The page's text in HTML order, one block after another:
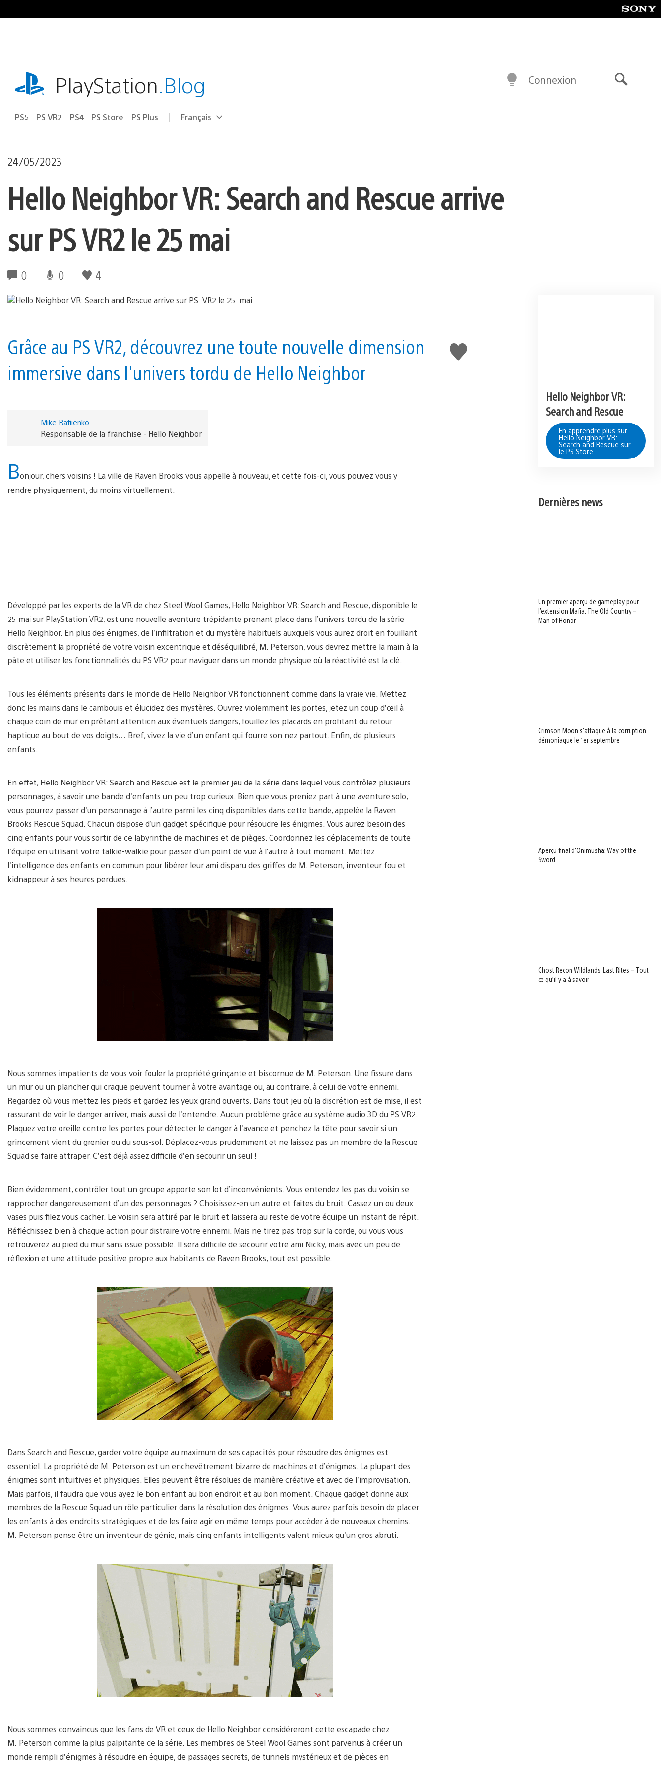
au
playstation.comPlayStation.Blog
PS5 PS VR2 PS4 PS Store PS Plus Choisir
Région
Français
Connexion
24/05/2023
Hello Neighbor VR: Search and Rescue arrive
sur PS VR2 le 25 mai
0 0 4
J'aime
Grâce au PS VR2, découvrez une toute nouvelle dimension
immersive dans l'univers tordu de Hello Neighbor
Mike Rafiienko
Responsable de la franchise - Hello Neighbor
Bonjour, chers voisins ! La ville de Raven Brooks vous appelle à nouveau, et cette fois-ci, vous pouvez vous y
rendre physiquement, du moins virtuellement.
Développé par les experts de la VR de chez Steel Wool Games, Hello Neighbor VR: Search and Rescue, disponible le
25 mai sur PlayStation VR2, est une nouvelle aventure trépidante prenant place dans l’univers tordu de la série
Hello Neighbor. En plus des énigmes, de l’infiltration et du mystère habituels auxquels vous aurez droit en fouillant
discrètement la propriété de votre voisin excentrique et déséquilibré, M. Peterson, vous devrez mettre la main à la
pâte et utiliser les fonctionnalités du PS VR2 pour naviguer dans un monde physique où la réactivité est la clé.
Tous les éléments présents dans le monde de Hello Neighbor VR fonctionnent comme dans la vraie vie. Mettez
donc les mains dans le cambouis et élucidez des mystères. Ouvrez violemment les portes, jetez un coup d’œil à
chaque coin de mur en prêtant attention aux éventuels dangers, fouillez les placards en profitant du retour
haptique au bout de vos doigts… Bref, vivez la vie d’un enfant qui fourre son nez partout. Enfin, de plusieurs
enfants.
En effet, Hello Neighbor VR: Search and Rescue est le premier jeu de la série dans lequel vous contrôlez plusieurs
personnages, à savoir une bande d’enfants un peu trop curieux. Bien que vous preniez part à une aventure solo,
vous pourrez passer d’un personnage à l’autre parmi les cinq disponibles dans cette bande, appelée la Raven
Brooks Rescue Squad. Chacun dispose d’un gadget spécifique pour résoudre les énigmes. Vous aurez besoin des
cinq enfants pour vous sortir de ce labyrinthe de machines et de pièges. Coordonnez les déplacements de toute
l’équipe en utilisant votre talkie-walkie pour passer d’un point de vue à l’autre à tout moment. Mettez
l’intelligence des enfants en commun pour libérer leur ami disparu des griffes de M. Peterson, inventeur fou et
kidnappeur à ses heures perdues.
Nous sommes impatients de vous voir fouler la propriété grinçante et biscornue de M. Peterson. Une fissure dans
un mur ou un plancher qui craque peuvent tourner à votre avantage ou, au contraire, à celui de votre ennemi.
Regardez où vous mettez les pieds et gardez les yeux grand ouverts. Dans tout jeu où la discrétion est de mise, il est
rassurant de voir le danger arriver, mais aussi de l’entendre. Aucun problème grâce au système audio 3D du PS VR2.
Plaquez votre oreille contre les portes pour détecter le danger à l’avance et penchez la tête pour savoir si un
grincement vient du grenier ou du sous-sol. Déplacez-vous prudemment et ne laissez pas un membre de la Rescue
Squad se faire attraper. C’est déjà assez difficile d’en secourir un seul !
Bien évidemment, contrôler tout un groupe apporte son lot d’inconvénients. Vous entendez les pas du voisin se
rapprocher dangereusement d’un des personnages ? Choisissez-en un autre et faites du bruit. Cassez un ou deux
vases puis filez vous cacher. Le voisin sera attiré par le bruit et laissera au reste de votre équipe un instant de répit.
Réfléchissez bien à chaque action pour distraire votre ennemi. Mais ne tirez pas trop sur la corde, ou vous vous
retrouverez au pied du mur sans issue possible. Il sera difficile de secourir votre ami Nicky, mais avec un peu de
réflexion et une attitude positive propre aux habitants de Raven Brooks, tout est possible.
Dans Search and Rescue, garder votre équipe au maximum de ses capacités pour résoudre des énigmes est
essentiel. La propriété de M. Peterson est un enchevêtrement bizarre de machines et d’énigmes. La plupart des
énigmes sont intuitives et physiques. Elles peuvent être résolues de manière créative et avec de l’improvisation.
Mais parfois, il faudra que vous ayez le bon enfant au bon endroit et au bon moment. Chaque gadget donne aux
membres de la Rescue Squad un rôle particulier dans la résolution des énigmes. Vous aurez parfois besoin de placer
les enfants à des endroits stratégiques et de les faire agir en même temps pour accéder à de nouveaux chemins.
M. Peterson pense être un inventeur de génie, mais cinq enfants intelligents valent mieux qu’un gros abruti.
Nous sommes convaincus que les fans de VR et ceux de Hello Neighbor considéreront cette escapade chez
M. Peterson comme la plus palpitante de la série. Les membres de Steel Wool Games sont parvenus à créer un
monde rempli d’énigmes à résoudre en équipe, de passages secrets, de tunnels mystérieux et de pièces en
Hello Neighbor VR:
Search and Rescue
En apprendre plus sur
Hello Neighbor VR:
Search and Rescue sur
le PS Store
Dernières news
Un premier aperçu de gameplay pour
l’extension Mafia: The Old Country –
Man of Honor
Crimson Moon s’attaque à la corruption
démoniaque le 1er septembre
Aperçu final d’Onimusha: Way of the
Sword
Ghost Recon Wildlands: Last Rites – Tout
ce qu’il y a à savoir